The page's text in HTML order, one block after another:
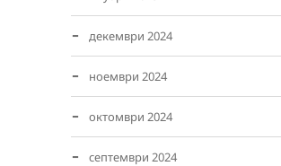
декември 2024
ноември 2024
октомври 2024
септември 2024